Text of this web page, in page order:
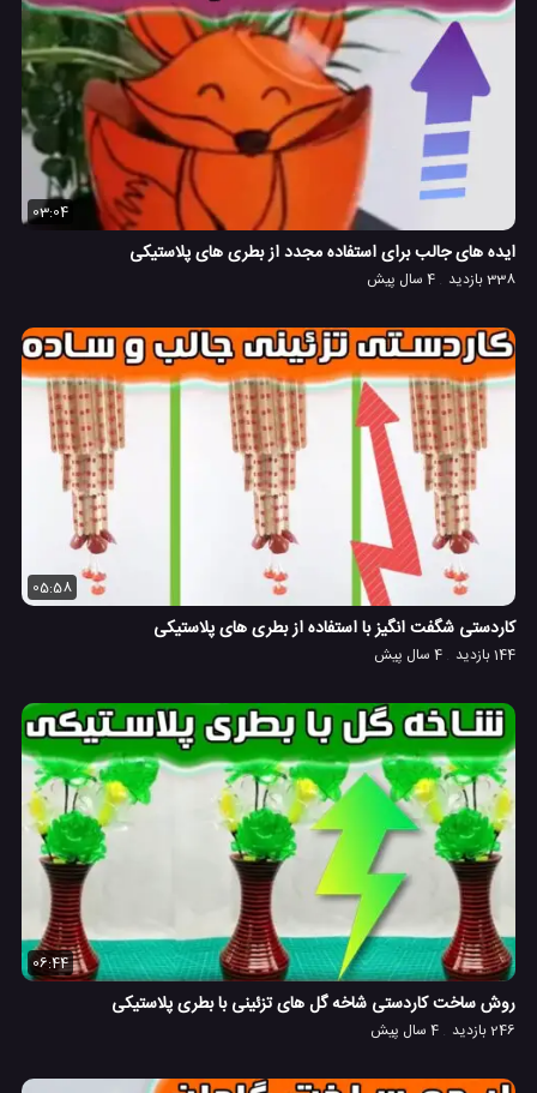
03:04
ایده های جالب برای استفاده مجدد از بطری های پلاستیکی
338 بازدید 4 سال پیش
05:58
کاردستی شگفت انگیز با استفاده از بطری های پلاستیکی
144 بازدید 4 سال پیش
06:44
روش ساخت کاردستی شاخه گل های تزئینی با بطری پلاستیکی
246 بازدید 4 سال پیش